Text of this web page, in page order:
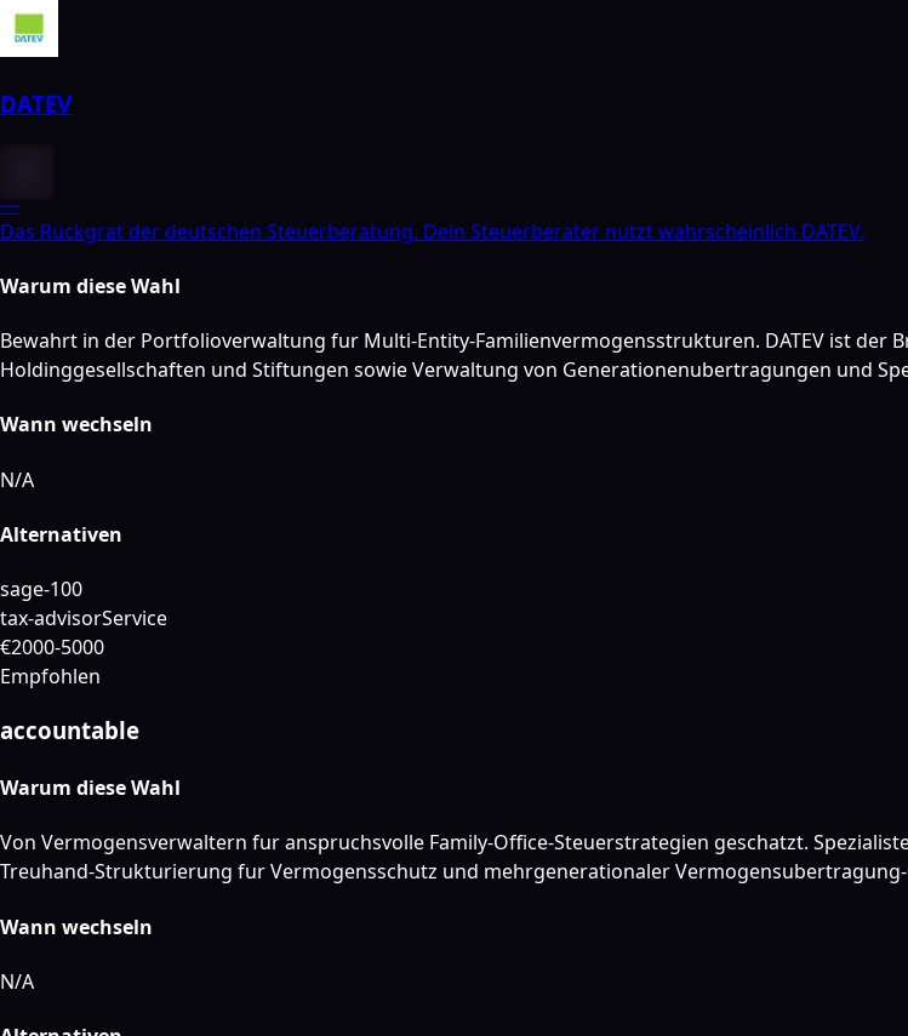
DATEV
—
Das Rückgrat der deutschen Steuerberatung. Dein Steuerberater nutzt wahrscheinlich DATEV.
Warum diese Wahl
Bewahrt in der Portfolioverwaltung fur Multi-Entity-Familienvermogensstrukturen. DATEV ist der
Holdinggesellschaften und Stiftungen sowie Verwaltung von Generationenubertragungen und
Wann wechseln
N/A
Alternativen
sage-100
tax-advisorService
€2000-5000
Empfohlen
accountable
Warum diese Wahl
Von Vermogensverwaltern fur anspruchsvolle Family-Office-Steuerstrategien geschatzt.
Treuhand-Strukturierung fur Vermogensschutz und mehrgenerationaler Vermogensubertragung-
Wann wechseln
N/A